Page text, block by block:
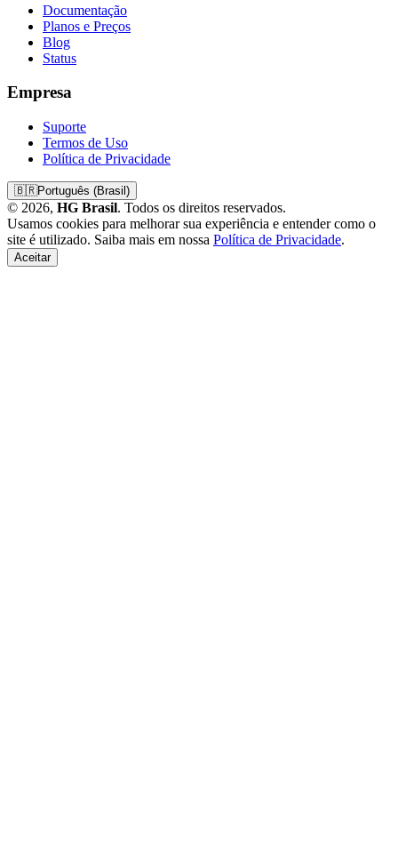
Documentação
Planos e Preços
Blog
Status
Empresa
Suporte
Termos de Uso
Política de Privacidade
🇧🇷Português (Brasil)
© 2026, HG Brasil. Todos os direitos reservados.
Usamos cookies para melhorar sua experiência e entender como o
site é utilizado. Saiba mais em nossa Política de Privacidade.
Aceitar